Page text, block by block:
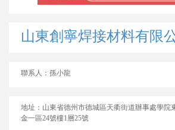
山東創寧焊接材料有限
聯系人：孫小龍
地址：山東省德州市德城區天衢街道辦事處學院
金一區24號樓1層25號